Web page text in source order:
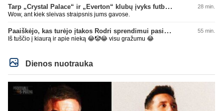
Tarp „Crystal Palace“ ir „Everton“ klubų įvyks futbolininkų mainai 28 min.
Wow, ant kiek sleivas straipsnis jums gavose.
Paaiškėjo, kas turėjo įtakos Rodri sprendimui pasirinkti Barselonos pusę 55 min.
Iš tuščio į kiaurą ir apie nieką 😂🤡😂 visu gražumu 😂
Dienos nuotrauka